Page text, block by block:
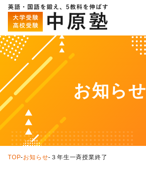
お知らせ
TOP-お知らせ- ３年生一斉授業終了